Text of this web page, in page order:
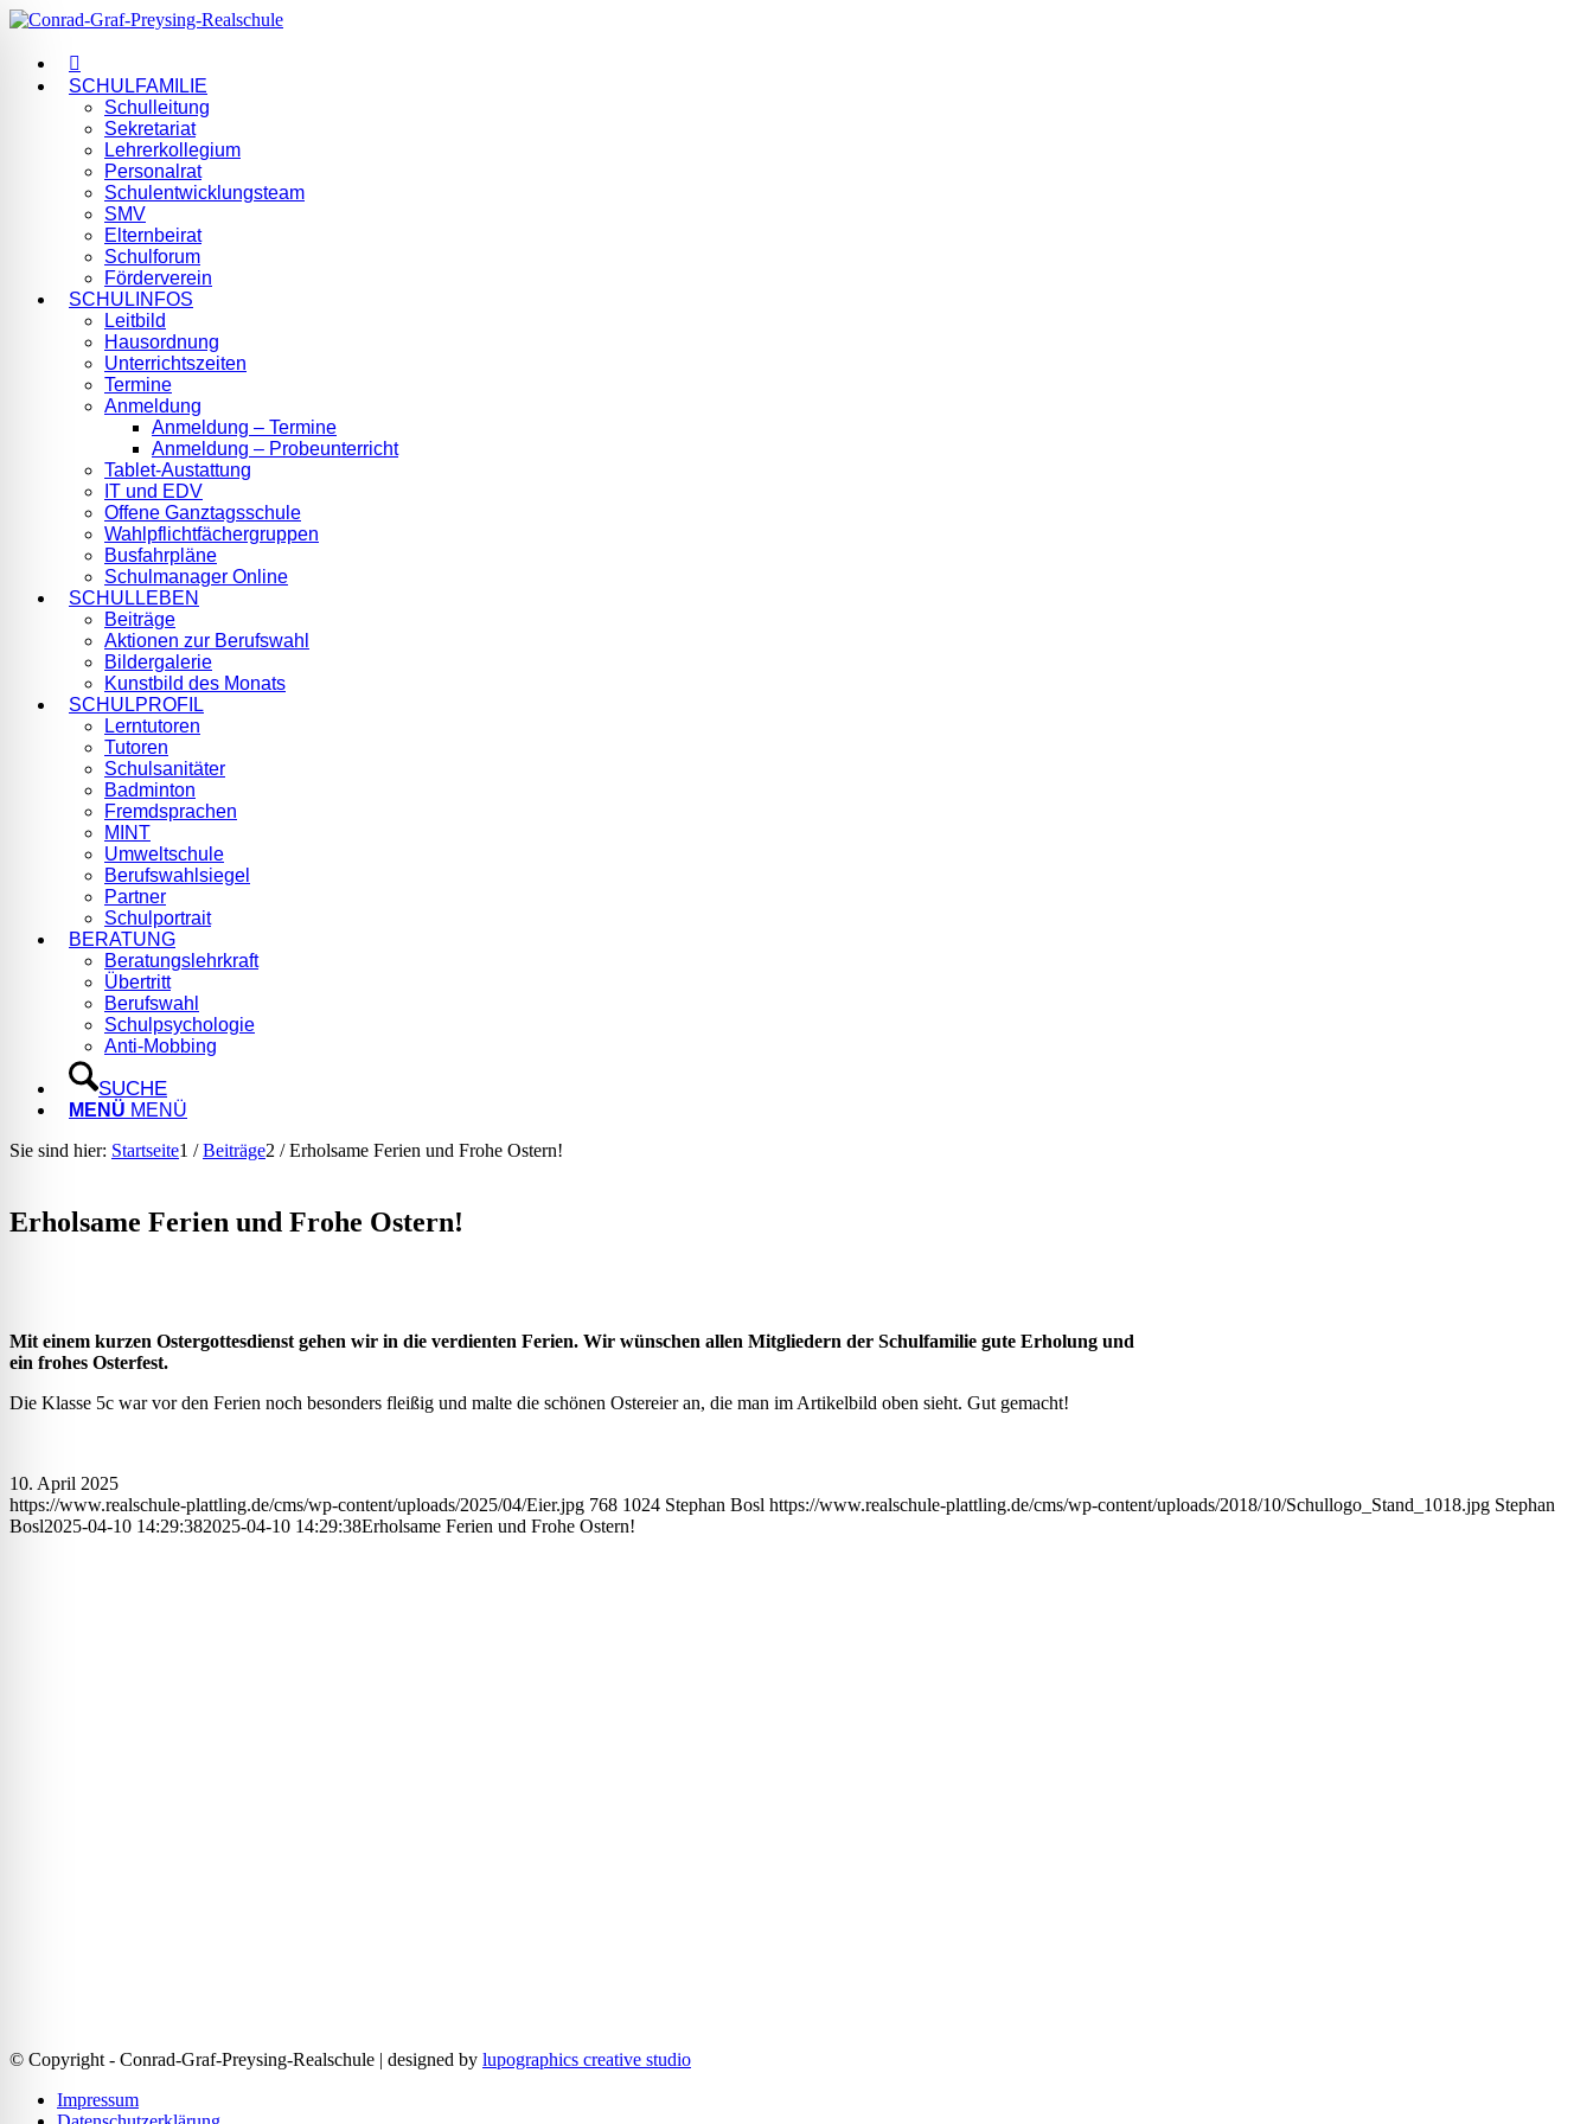
SCHULFAMILIE
Schulleitung
Sekretariat
Lehrerkollegium
Personalrat
Schulentwicklungsteam
SMV
Elternbeirat
Schulforum
Förderverein
SCHULINFOS
Leitbild
Hausordnung
Unterrichtszeiten
Termine
Anmeldung
Anmeldung – Termine
Anmeldung – Probeunterricht
Tablet-Austattung
IT und EDV
Offene Ganztagsschule
Wahlpflichtfächergruppen
Busfahrpläne
Schulmanager Online
SCHULLEBEN
Beiträge
Aktionen zur Berufswahl
Bildergalerie
Kunstbild des Monats
SCHULPROFIL
Lerntutoren
Tutoren
Schulsanitäter
Badminton
Fremdsprachen
MINT
Umweltschule
Berufswahlsiegel
Partner
Schulportrait
BERATUNG
Beratungslehrkraft
Übertritt
Berufswahl
Schulpsychologie
Anti-Mobbing
SUCHE
MENÜ MENÜ
Sie sind hier: Startseite1 / Beiträge2 / Erholsame Ferien und Frohe Ostern!
Erholsame Ferien und Frohe Ostern!
Mit einem kurzen Ostergottesdienst gehen wir in die verdienten Ferien. Wir wünschen allen Mitgliedern der Schulfamilie gute Erholung und
ein frohes Osterfest.
Die Klasse 5c war vor den Ferien noch besonders fleißig und malte die schönen Ostereier an, die man im Artikelbild oben sieht. Gut gemacht!
10. April 2025
https://www.realschule-plattling.de/cms/wp-content/uploads/2025/04/Eier.jpg 768 1024 Stephan Bosl https://www.realschule-plattling.de/cms/wp-content/uploads/2018/10/Schullogo_Stand_1018.jpg Stephan
Bosl2025-04-10 14:29:382025-04-10 14:29:38Erholsame Ferien und Frohe Ostern!
© Copyright - Conrad-Graf-Preysing-Realschule | designed by lupographics creative studio
Impressum